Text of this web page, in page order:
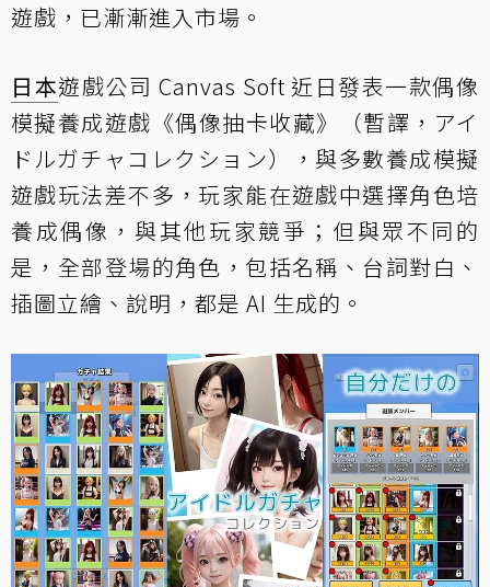
遊戲，已漸漸進入市場。
日本遊戲公司 Canvas Soft 近日發表一款偶像
模擬養成遊戲《偶像抽卡收藏》（暫譯，アイ
ドルガチャコレクション），與多數養成模擬
遊戲玩法差不多，玩家能在遊戲中選擇角色培
養成偶像，與其他玩家競爭；但與眾不同的
是，全部登場的角色，包括名稱、台詞對白、
插圖立繪、說明，都是 AI 生成的。